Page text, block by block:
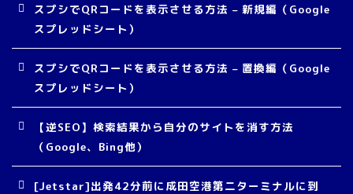
スプシでQRコードを表示させる方法 – 新規編（Google
スプレッドシート）
スプシでQRコードを表示させる方法 – 置換編（Google
スプレッドシート）
【逆SEO】検索結果から自分のサイトを消す方法
（Google、Bing他）
[Jetstar]出発42分前に成田空港第二ターミナルに到